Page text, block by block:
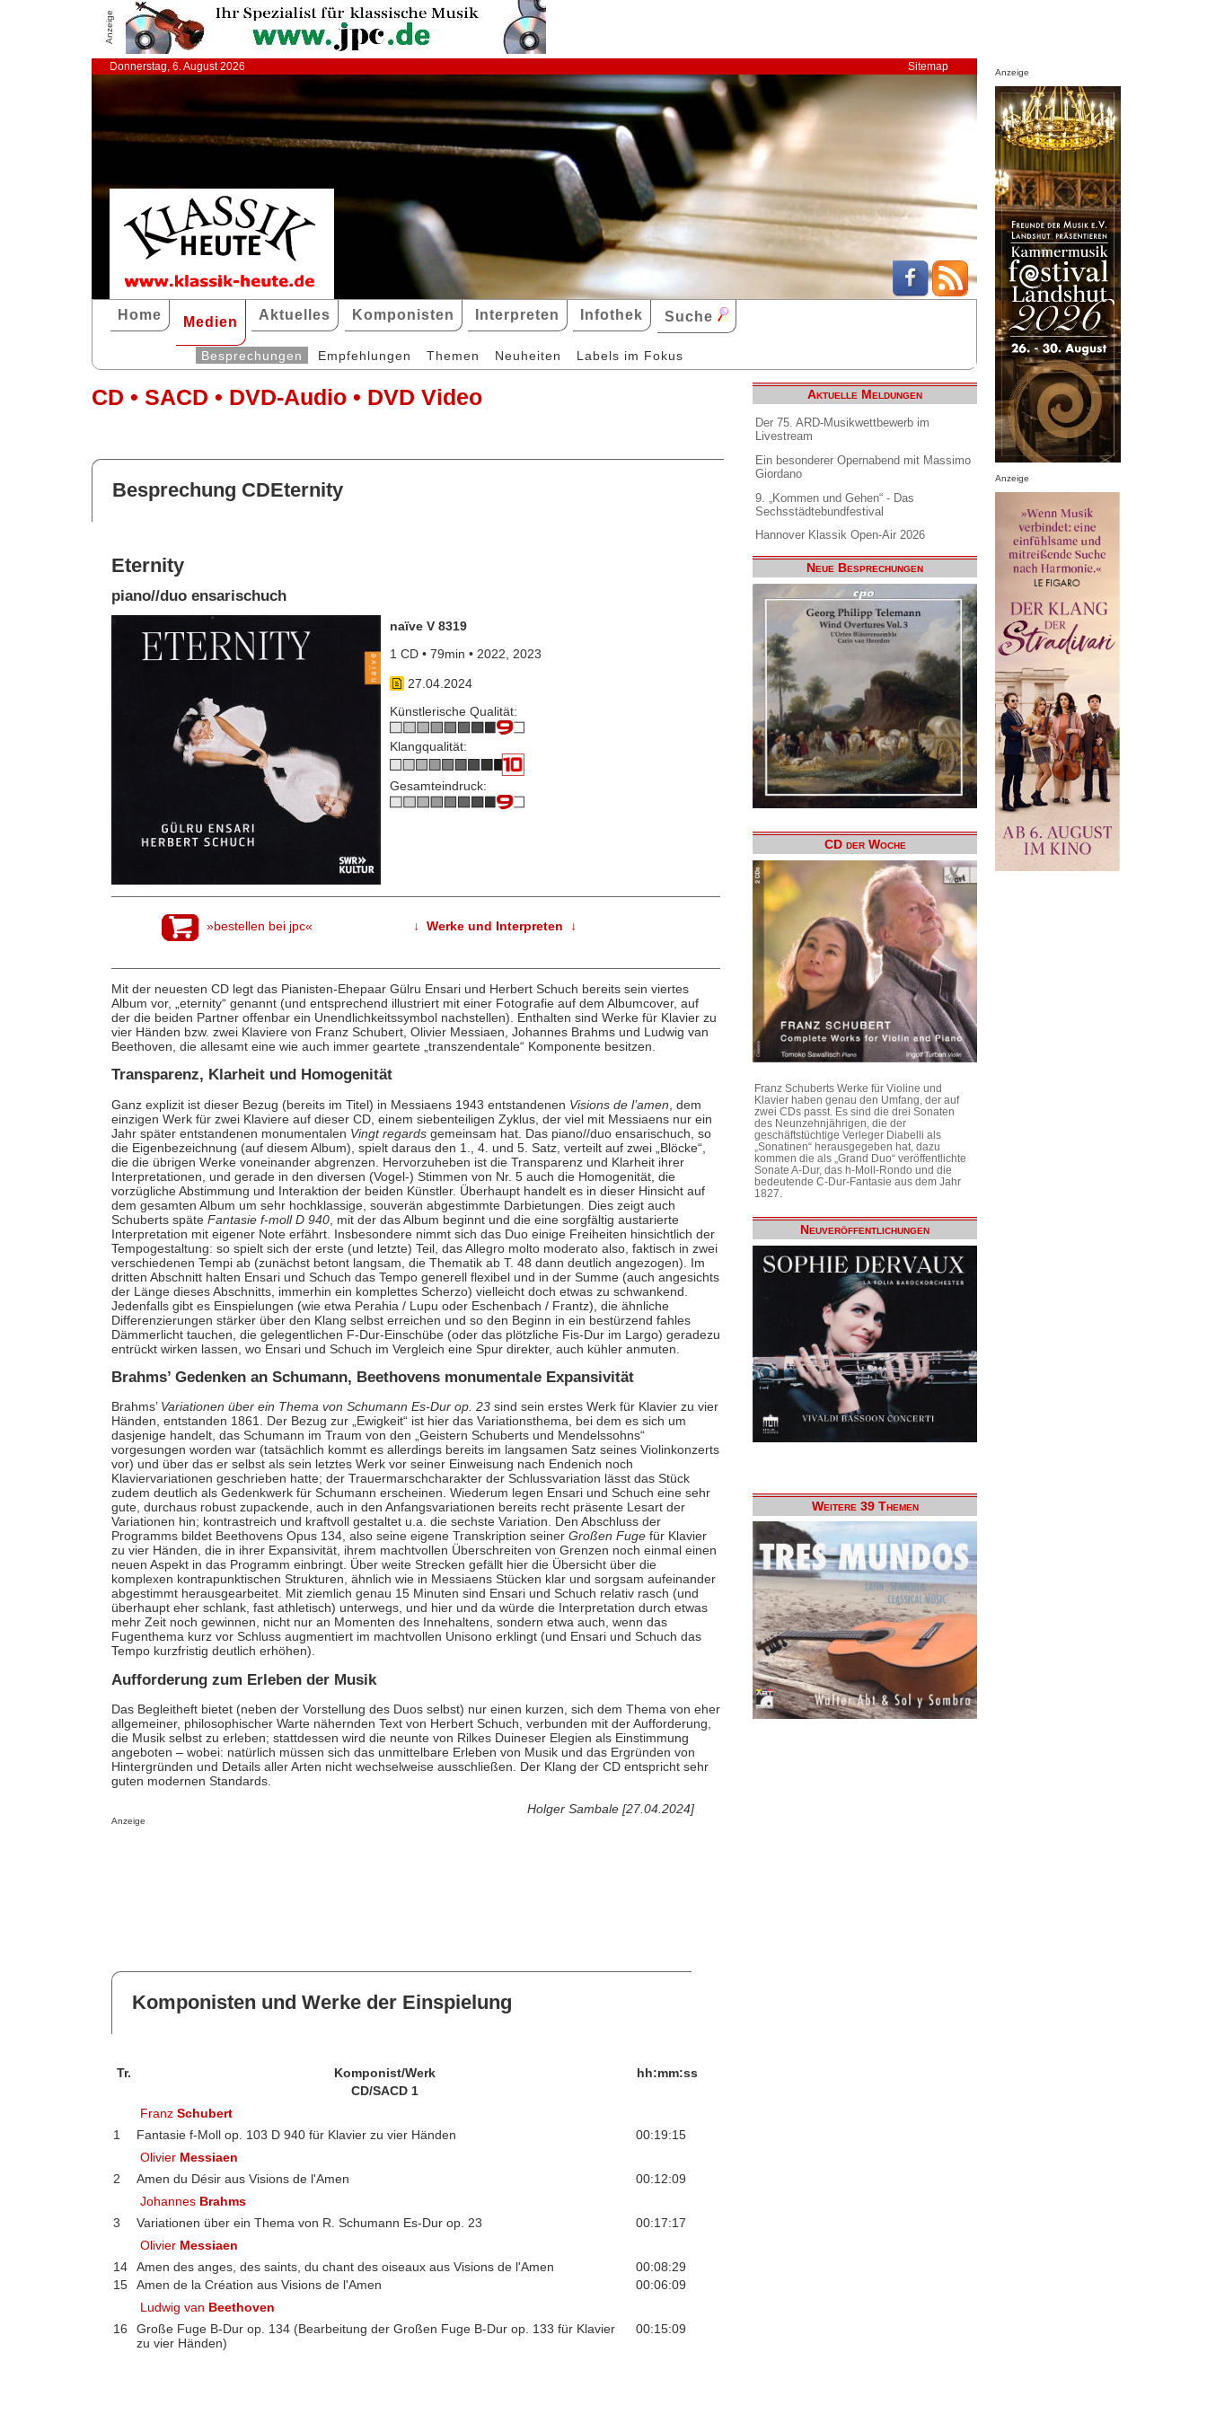
Anzeige
Donnerstag, 6. August 2026 Sitemap
Home Medien Aktuelles Komponisten Interpreten Infothek Suche
Besprechungen Empfehlungen Themen Neuheiten Labels im Fokus
CD • SACD • DVD-Audio • DVD Video
Besprechung CDEternity
Eternity
piano//duo ensarischuch
naïve V 8319
1 CD • 79min • 2022, 2023
27.04.2024
Künstlerische Qualität:
Klangqualität:
Gesamteindruck:
»bestellen bei jpc« ↓ Werke und Interpreten ↓
Mit der neuesten CD legt das Pianisten-Ehepaar Gülru Ensari und Herbert Schuch bereits sein viertes
Album vor, „eternity“ genannt (und entsprechend illustriert mit einer Fotografie auf dem Albumcover, auf
der die beiden Partner offenbar ein Unendlichkeitssymbol nachstellen). Enthalten sind Werke für Klavier zu
vier Händen bzw. zwei Klaviere von Franz Schubert, Olivier Messiaen, Johannes Brahms und Ludwig van
Beethoven, die allesamt eine wie auch immer geartete „transzendentale“ Komponente besitzen.
Transparenz, Klarheit und Homogenität
Ganz explizit ist dieser Bezug (bereits im Titel) in Messiaens 1943 entstandenen Visions de l’amen , dem
einzigen Werk für zwei Klaviere auf dieser CD, einem siebenteiligen Zyklus, der viel mit Messiaens nur ein
Jahr später entstandenen monumentalen Vingt regardsgemeinsam hat. Das piano//duo ensarischuch, so
die Eigenbezeichnung (auf diesem Album), spielt daraus den 1., 4. und 5. Satz, verteilt auf zwei „Blöcke“,
die die übrigen Werke voneinander abgrenzen. Hervorzuheben ist die Transparenz und Klarheit ihrer
Interpretationen, und gerade in den diversen (Vogel-) Stimmen von Nr. 5 auch die Homogenität, die
vorzügliche Abstimmung und Interaktion der beiden Künstler. Überhaupt handelt es in dieser Hinsicht auf
dem gesamten Album um sehr hochklassige, souverän abgestimmte Darbietungen. Dies zeigt auch
Schuberts späte Fantasie f-moll D 940, mit der das Album beginnt und die eine sorgfältig austarierte
Interpretation mit eigener Note erfährt. Insbesondere nimmt sich das Duo einige Freiheiten hinsichtlich der
Tempogestaltung: so spielt sich der erste (und letzte) Teil, das Allegro molto moderato also, faktisch in zwei
verschiedenen Tempi ab (zunächst betont langsam, die Thematik ab T. 48 dann deutlich angezogen). Im
dritten Abschnitt halten Ensari und Schuch das Tempo generell flexibel und in der Summe (auch angesichts
der Länge dieses Abschnitts, immerhin ein komplettes Scherzo) vielleicht doch etwas zu schwankend.
Jedenfalls gibt es Einspielungen (wie etwa Perahia / Lupu oder Eschenbach / Frantz), die ähnliche
Differenzierungen stärker über den Klang selbst erreichen und so den Beginn in ein bestürzend fahles
Dämmerlicht tauchen, die gelegentlichen F-Dur-Einschübe (oder das plötzliche Fis-Dur im Largo) geradezu
entrückt wirken lassen, wo Ensari und Schuch im Vergleich eine Spur direkter, auch kühler anmuten.
Brahms’ Gedenken an Schumann, Beethovens monumentale Expansivität
Brahms’ Variationen über ein Thema von Schumann Es-Dur op. 23sind sein erstes Werk für Klavier zu vier
Händen, entstanden 1861. Der Bezug zur „Ewigkeit“ ist hier das Variationsthema, bei dem es sich um
dasjenige handelt, das Schumann im Traum von den „Geistern Schuberts und Mendelssohns“
vorgesungen worden war (tatsächlich kommt es allerdings bereits im langsamen Satz seines Violinkonzerts
vor) und über das er selbst als sein letztes Werk vor seiner Einweisung nach Endenich noch
Klaviervariationen geschrieben hatte; der Trauermarschcharakter der Schlussvariation lässt das Stück
zudem deutlich als Gedenkwerk für Schumann erscheinen. Wiederum legen Ensari und Schuch eine sehr
gute, durchaus robust zupackende, auch in den Anfangsvariationen bereits recht präsente Lesart der
Variationen hin; kontrastreich und kraftvoll gestaltet u.a. die sechste Variation. Den Abschluss der
Programms bildet Beethovens Opus 134, also seine eigene Transkription seiner Großen Fugefür Klavier
zu vier Händen, die in ihrer Expansivität, ihrem machtvollen Überschreiten von Grenzen noch einmal einen
neuen Aspekt in das Programm einbringt. Über weite Strecken gefällt hier die Übersicht über die
komplexen kontrapunktischen Strukturen, ähnlich wie in Messiaens Stücken klar und sorgsam aufeinander
abgestimmt herausgearbeitet. Mit ziemlich genau 15 Minuten sind Ensari und Schuch relativ rasch (und
überhaupt eher schlank, fast athletisch) unterwegs, und hier und da würde die Interpretation durch etwas
mehr Zeit noch gewinnen, nicht nur an Momenten des Innehaltens, sondern etwa auch, wenn das
Fugenthema kurz vor Schluss augmentiert im machtvollen Unisono erklingt (und Ensari und Schuch das
Tempo kurzfristig deutlich erhöhen).
Aufforderung zum Erleben der Musik
Das Begleitheft bietet (neben der Vorstellung des Duos selbst) nur einen kurzen, sich dem Thema von eher
allgemeiner, philosophischer Warte nähernden Text von Herbert Schuch, verbunden mit der Aufforderung,
die Musik selbst zu erleben; stattdessen wird die neunte von Rilkes Duineser Elegien als Einstimmung
angeboten – wobei: natürlich müssen sich das unmittelbare Erleben von Musik und das Ergründen von
Hintergründen und Details aller Arten nicht wechselweise ausschließen. Der Klang der CD entspricht sehr
guten modernen Standards.
Holger Sambale [27.04.2024]
Anzeige
Komponisten und Werke der Einspielung
Tr. Komponist/Werk
hh:mm:ss
CD/SACD 1
FranzSchubert
1
Fantasie f-Moll op. 103 D 940 für Klavier zu vier Händen
00:19:15
Olivier Messiaen
2
Amen du Désir aus Visions de l'Amen
00:12:09
Johannes Brahms
3
Variationen über ein Thema von R. Schumann Es-Dur op. 23
00:17:17
Olivier Messiaen
14
Amen des anges, des saints, du chant des oiseaux aus Visions de l'Amen
00:08:29
15
Amen de la Création aus Visions de l'Amen
00:06:09
Ludwig van Beethoven
16
Große Fuge B-Dur op. 134 (Bearbeitung der Großen Fuge B-Dur op. 133 für Klavier
zu vier Händen)
00:15:09
Aktuelle Meldungen
Der 75. ARD-Musikwettbewerb im
Livestream
Ein besonderer Opernabend mit Massimo
Giordano
9. „Kommen und Gehen“ - Das
Sechsstädtebundfestival
Hannover Klassik Open-Air 2026
Neue Besprechungen
CD der Woche
Franz Schuberts Werke für Violine und
Klavier haben genau den Umfang, der auf
zwei CDs passt. Es sind die drei Sonaten
des Neunzehnjährigen, die der
geschäftstüchtige Verleger Diabelli als
„Sonatinen“ herausgegeben hat, dazu
kommen die als „Grand Duo“ veröffentlichte
Sonate A-Dur, das h-Moll-Rondo und die
bedeutende C-Dur-Fantasie aus dem Jahr
1827.
Neuveröffentlichungen
Weitere 39 Themen
Anzeige
Anzeige